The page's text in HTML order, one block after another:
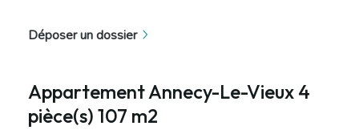
Déposer un dossier
Appartement Annecy-Le-Vieux 4
pièce(s) 107 m2